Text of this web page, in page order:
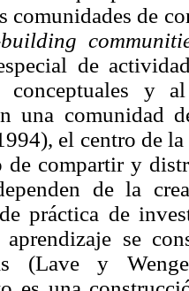
comunidades de
de
conceptuales y
una comunidad
el centro de
de compartir y
de la
práctica de
aprendizaje se
(Lave y